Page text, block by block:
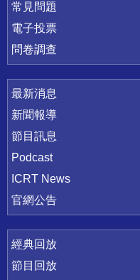
常見問題
電子投票
問卷調查
最新消息
新聞報導
節目訊息
Podcast
ICRT News
官網公告
經典回放
節目回放